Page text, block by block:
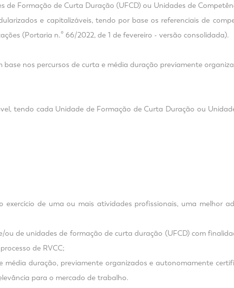
Formação de Curta Duração (UFCD) ou Unidades de
e capitalizáveis, tendo por base os referenciais de
(Portaria n.º 66/2022, de 1 de fevereiro - versão consolidada).
nos percursos de curta e média duração previamente
tendo cada Unidade de Formação de Curta Duração ou
de uma ou mais atividades profissionais, uma melhor
de unidades de formação de curta duração (UFCD) com
de RVCC;
duração, previamente organizados e autonomamente
para o mercado de trabalho.